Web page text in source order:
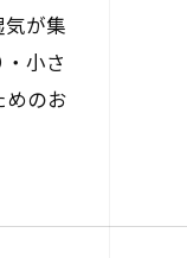
が集
小さ
のお